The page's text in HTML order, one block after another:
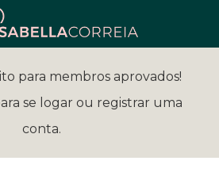
para membros aprovados!
se logar ou registrar uma
conta.